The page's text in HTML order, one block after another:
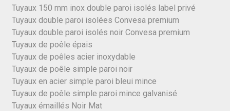
Tuyaux 150 mm inox double paroi isolés label privé
Tuyaux double paroi isolées Convesa premium
Tuyaux double paroi isolés noir Convesa premium
Tuyaux de poêle épais
Tuyaux de poêles acier inoxydable
Tuyaux de poêle simple paroi noir
Tuyaux en acier simple paroi bleui mince
Tuyaux de poêle simple paroi mince galvanisé
Tuyaux émaillés Noir Mat